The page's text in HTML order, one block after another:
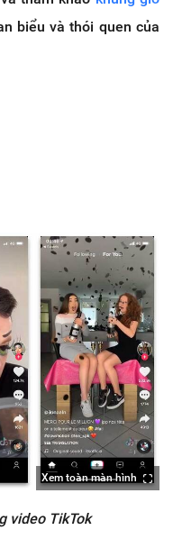
biểu và thói quen của
Xem toàn màn hình
video TikTok